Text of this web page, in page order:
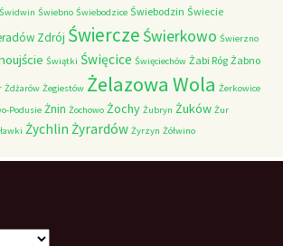
Świdwin Świebno Świebodzice Świebodzin Świecie
Zdrój Świercze Świerkowo Świerzno
Świątki Święcice Święciechów Żabi Róg Żabno
Żdżarów Żegiestów Żelazowa Wola Żerkowice
Podusie Żnin Żochowo Żochy Żubryn Żuków Żur
Żychlin Żyrardów Żyrzyn Żółwino